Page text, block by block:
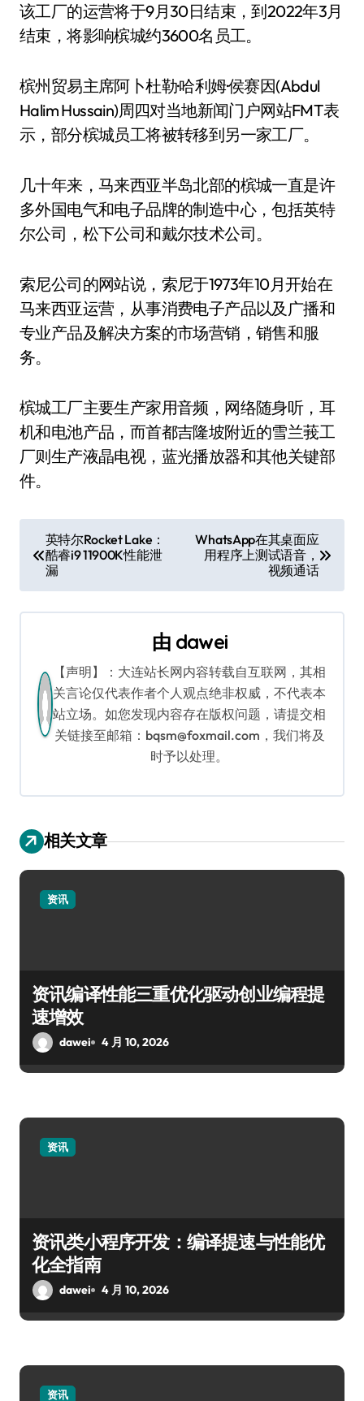
该工厂的运营将于9月30日结束，到2022年3月
结束，将影响槟城约3600名员工。
槟州贸易主席阿卜杜勒·哈利姆·侯赛因(Abdul
Halim Hussain)周四对当地新闻门户网站FMT表
示，部分槟城员工将被转移到另一家工厂。
几十年来，马来西亚半岛北部的槟城一直是许
多外国电气和电子品牌的制造中心，包括英特
尔公司，松下公司和戴尔技术公司。
索尼公司的网站说，索尼于1973年10月开始在
马来西亚运营，从事消费电子产品以及广播和
专业产品及解决方案的市场营销，销售和服
务。
槟城工厂主要生产家用音频，网络随身听，耳
机和电池产品，而首都吉隆坡附近的雪兰莪工
厂则生产液晶电视，蓝光播放器和其他关键部
件。
章
导
英特尔Rocket Lake：
酷睿i9 11900K性能泄
漏
WhatsApp在其桌面应
用程序上测试语音，
视频通话
由 dawei
【声明】：大连站长网内容转载自互联网，其相
关言论仅代表作者个人观点绝非权威，不代表本
站立场。如您发现内容存在版权问题，请提交相
关链接至邮箱：bqsm@foxmail.com，我们将及
时予以处理。
相关文章
资讯
资讯编译性能三重优化驱动创业编程提
速增效
dawei 4 月 10, 2026
资讯
资讯类小程序开发：编译提速与性能优
化全指南
dawei 4 月 10, 2026
资讯